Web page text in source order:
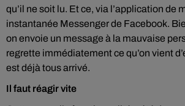
qu’il ne soit lu. Et ce, via l’application de
instantanée Messenger de Facebook.
on envoie un message à la mauvaise
regrette immédiatement ce qu’on vient
est déjà tous arrivé.
Il faut réagir vite